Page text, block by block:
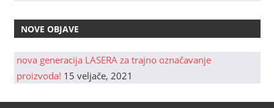
NOVE OBJAVE
nova generacija LASERA za trajno označavanje
proizvoda! 15 veljače, 2021